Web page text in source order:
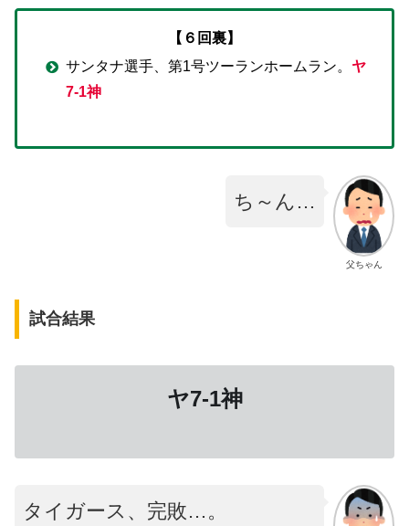
【６回裏】
サンタナ選手、第1号ツーランホームラン。 ヤ
7-1神
父ちゃん
ち～ん…
試合結果
ヤ7-1神
タイガース、完敗…。